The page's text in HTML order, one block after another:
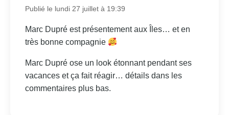
Publié le lundi 27 juillet à 19:39
Marc Dupré est présentement aux Îles… et en
très bonne compagnie
Marc Dupré ose un look étonnant pendant ses
vacances et ça fait réagir… détails dans les
commentaires plus bas.